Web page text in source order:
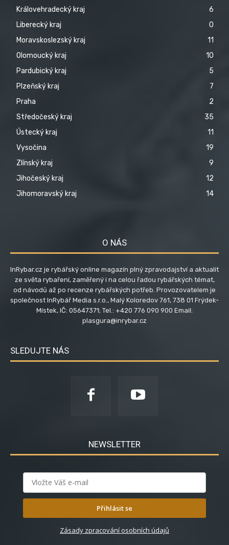
Královehradecký kraj
6
Liberecký kraj
0
Moravskoslezský kraj
11
Olomoucký kraj
10
Pardubický kraj
5
Plzeňský kraj
7
Praha
2
Středočeský kraj
35
Ústecký kraj
11
Vysočina
19
Zlínský kraj
9
Jihočeský kraj
12
Jihomoravský kraj
14
O NÁS
InRybar.cz je rybářský online magazín plný zpravodajství a aktualit
ze světa rybaření, zaměřený i na celou řadou rybářských témat,
od návodů až po recenze rybářských potřeb. Provozovatelem je
společnost InRybář Media s.r.o., Malý Koloredov 761, 738 01 Frýdek-
Místek, IČ: 05647371; Tel.: +420 776 090 900 Email:
plasgura@inrybar.cz
SLEDUJTE NÁS
NEWSLETTER
Přihlásit se
Zásady zpracování osobních údajů